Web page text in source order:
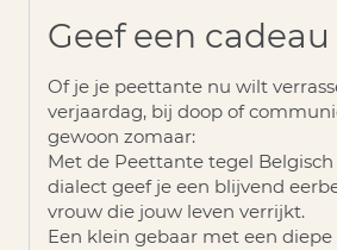
Geef een
Of je je peettante nu wilt
verjaardag, bij doop of
gewoon zomaar:
Met de Peettante tegel Belgisch
dialect geef je een blijvend
vrouw die jouw leven verrijkt.
Een klein gebaar met een diepe